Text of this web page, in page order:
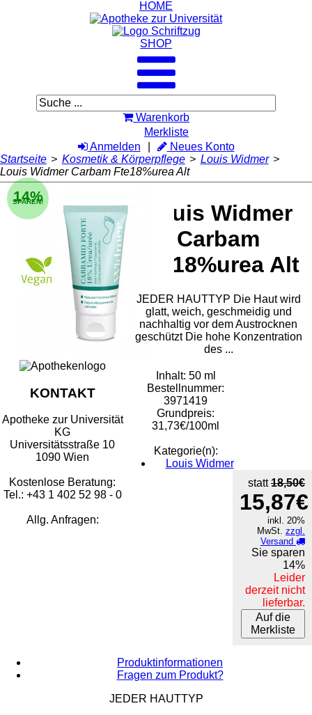
HOME
SHOP
Warenkorb
Merkliste
Anmelden
Neues Konto
Startseite > Kosmetik & Körperpflege > Louis Widmer >
Louis Widmer Carbam Fte18%urea Alt
Louis Widmer
Carbam
Fte18%urea Alt
14%
SPAREN!
JEDER HAUTTYP Die Haut wird
glatt, weich, geschmeidig und
nachhaltig vor dem Austrocknen
geschützt Die hohe Konzentration
des ...
Inhalt: 50 ml
Bestellnummer:
3971419
Grundpreis:
31,73€/100ml
Kategorie(n):
Louis Widmer
statt18,50€
15,87€
inkl. 20%
MwSt. zzgl.
Versand
Sie sparen
14%
Leider
derzeit nicht
lieferbar.
Auf die
Merkliste
Produktinformationen
Fragen zum Produkt?
JEDER HAUTTYP
KONTAKT
Apotheke zur Universität
KG
Universitätsstraße 10
1090 Wien
Kostenlose Beratung:
Tel.: +43 1 402 52 98 - 0
Allg. Anfragen: